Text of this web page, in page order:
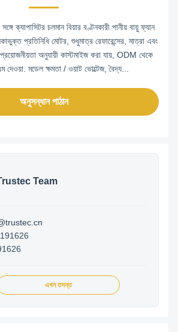
ক্যাপাসিটর চলমান বিয়ার বণ্টনকারী পানীয় বায়ু ফ্যান
প্রতিনিধি মোটর, শুধুমাত্র রেফারেন্সের, মাত্রা এবং
অনুযায়ী কাস্টমাইজ করা যায়, ODM থেকে
দেওয়া. মডেল ক্ষমতা / ওয়াট ভোল্টেজ, বৈদ্য...
অনুসন্ধান পাঠান
Team
এখন তদন্ত